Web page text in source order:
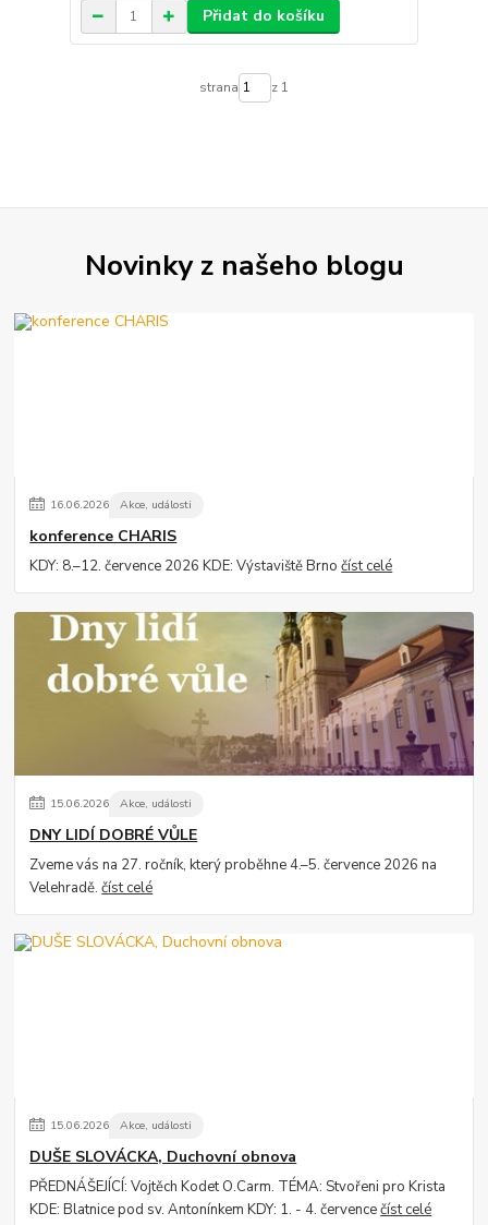
Přidat do košíku
strana z 1
Novinky z našeho blogu
16.06.2026 Akce, události
konference CHARIS
KDY: 8.–12. července 2026 KDE: Výstaviště Brnočíst celé
15.06.2026 Akce, události
DNY LIDÍ DOBRÉ VŮLE
Zveme vás na 27. ročník, který proběhne 4.–5. července 2026 na
Velehradě.číst celé
15.06.2026 Akce, události
DUŠE SLOVÁCKA, Duchovní obnova
PŘEDNÁŠEJÍCÍ: Vojtěch Kodet O.Carm. TÉMA: Stvořeni pro Krista
KDE: Blatnice pod sv. Antonínkem KDY: 1. - 4. červencečíst celé